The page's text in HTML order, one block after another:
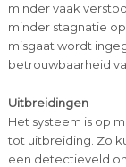
minder vaak
minder stagnatie
misgaat wordt
betrouwbaarheid
Uitbreidingen
Het systeem is op
tot uitbreiding. Zo
een detectieveld